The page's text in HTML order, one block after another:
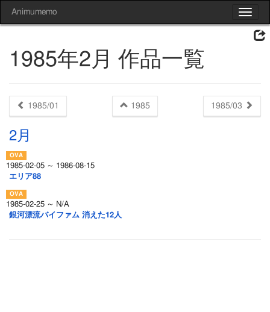
Toggle
Animumemo
1985年2月 作品一覧
1985/01 1985 1985/03
2月
1985-02-05 ～ 1986-08-15
エリア88
1985-02-25 ～ N/A
銀河漂流バイファム 消えた12人